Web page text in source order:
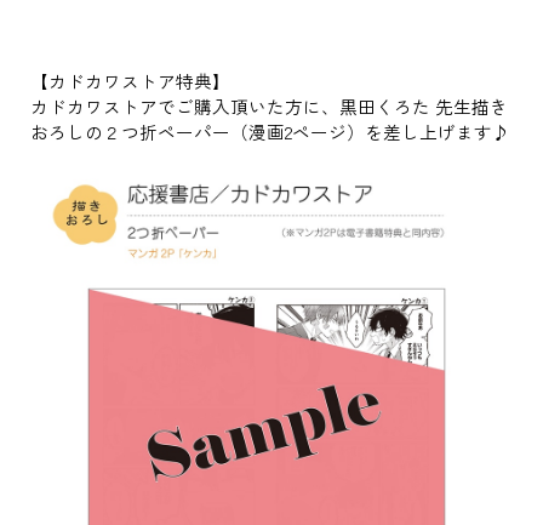
【カドカワストア特典】
カドカワストアでご購入頂いた方に、黒田くろた 先生描き
おろしの２つ折ペーパー（漫画2ページ）を差し上げます♪